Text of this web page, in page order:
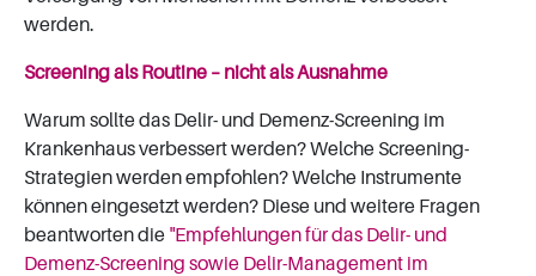
werden.
Screening als Routine – nicht als Ausnahme
Warum sollte das Delir- und Demenz-Screening im
Krankenhaus verbessert werden? Welche Screening-
Strategien werden empfohlen? Welche Instrumente
können eingesetzt werden? Diese und weitere Fragen
beantworten die "Empfehlungen für das Delir- und
Demenz-Screening sowie Delir-Management im